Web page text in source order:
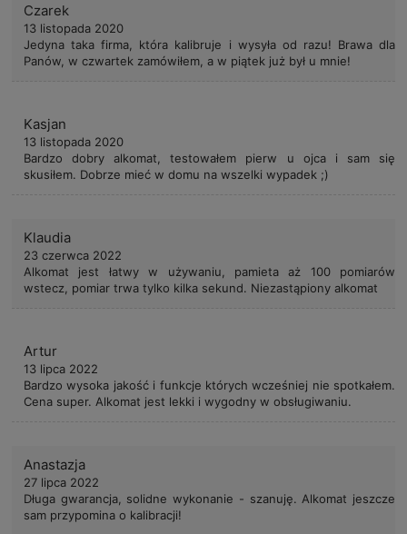
Czarek
13 listopada 2020
Jedyna taka firma, która kalibruje i wysyła od razu! Brawa dla
Panów, w czwartek zamówiłem, a w piątek już był u mnie!
Kasjan
13 listopada 2020
Bardzo dobry alkomat, testowałem pierw u ojca i sam się
skusiłem. Dobrze mieć w domu na wszelki wypadek ;)
Klaudia
23 czerwca 2022
Alkomat jest łatwy w używaniu, pamieta aż 100 pomiarów
wstecz, pomiar trwa tylko kilka sekund. Niezastąpiony alkomat
Artur
13 lipca 2022
Bardzo wysoka jakość i funkcje których wcześniej nie spotkałem.
Cena super. Alkomat jest lekki i wygodny w obsługiwaniu.
Anastazja
27 lipca 2022
Długa gwarancja, solidne wykonanie - szanuję. Alkomat jeszcze
sam przypomina o kalibracji!